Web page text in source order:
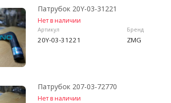
Патрубок 20Y-03-31221
Нет в наличии
Артикул
20Y-03-31221
Бренд
ZMG
Патрубок 207-03-72770
Нет в наличии